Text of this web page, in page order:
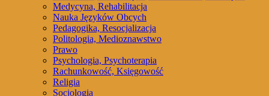
Medycyna, Rehabilitacja
Nauka Języków Obcych
Pedagogika, Resocjalizacja
Politologia, Medioznawstwo
Prawo
Psychologia, Psychoterapia
Rachunkowość, Księgowość
Religia
Socjologia